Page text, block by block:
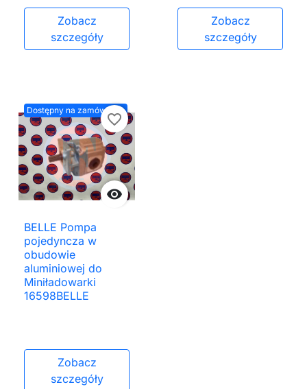
Zobacz
szczegóły
Zobacz
szczegóły
Dostępny na zamówienie

favorite_border
BELLE Pompa
pojedyncza w
obudowie
aluminiowej do
Miniładowarki
16598BELLE
Zobacz
szczegóły